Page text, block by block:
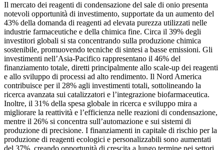
Il mercato dei reagenti di condensazione del sale di onio presenta
notevoli opportunità di investimento, supportate da un aumento del
43% della domanda di reagenti ad elevata purezza utilizzati nelle
industrie farmaceutiche e della chimica fine. Circa il 39% degli
investitori globali si sta concentrando sulla produzione chimica
sostenibile, promuovendo tecniche di sintesi a basse emissioni. Gli
investimenti nell’Asia-Pacifico rappresentano il 46% del
finanziamento totale, diretti principalmente allo scale-up dei reagenti
e allo sviluppo di processi ad alto rendimento. Il Nord America
contribuisce per il 28% agli investimenti totali, sottolineando la
ricerca avanzata sui catalizzatori e l’integrazione biofarmaceutica.
Inoltre, il 31% della spesa globale in ricerca e sviluppo mira a
migliorare la reattività e l’efficienza nelle reazioni di condensazione,
mentre il 26% si concentra sull’automazione e sui sistemi di
produzione di precisione. I finanziamenti in capitale di rischio per la
produzione di reagenti ecologici e personalizzabili sono aumentati
del 37%, creando opportunità di crescita a lungo termine nei settori